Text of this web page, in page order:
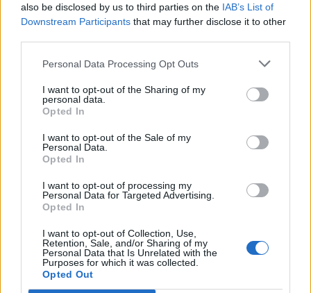
also be disclosed by us to third parties on the IAB’s List of
Downstream Participants that may further disclose it to other
Personal Data Processing Opt Outs
I want to opt-out of the Sharing of my
personal data.
Opted In
I want to opt-out of the Sale of my
Personal Data.
Opted In
I want to opt-out of processing my
Personal Data for Targeted Advertising.
Opted In
I want to opt-out of Collection, Use,
Retention, Sale, and/or Sharing of my
Personal Data that Is Unrelated with the
Purposes for which it was collected.
Opted Out
καθορίζει τη μακροζωία των ειδών στον πλανήτη ή
βιβλίο της, η Μάρσα Μπιόρνερουντ προσεγγίζει το
και τον πολύπλευρο χαρακτήρα του— από τη
γεωλογίας. Σύμφωνα με την ίδια, η γεωλογία είναι
φιλοσοφικά ερωτήματα που εγείρονται από την
κλιματική αλλαγή, αλλά και να υποδείξει
ευεργετικές λύσεις, καθώς είναι απαλλαγμένη από
το στοιχείο της «άρνησης του χρόνου» που εγγενώς
χαρακτηρίζει τη βιολογία, τη χημεία ή τη φυσική. Η